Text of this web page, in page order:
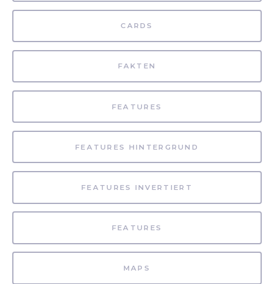
CARDS
FAKTEN
FEATURES
FEATURES HINTERGRUND
FEATURES INVERTIERT
FEATURES
MAPS